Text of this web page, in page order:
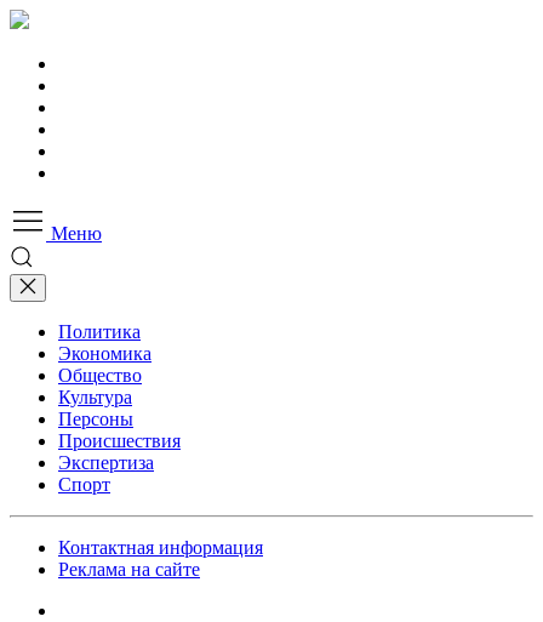
Меню
Политика
Экономика
Общество
Культура
Персоны
Происшествия
Экспертиза
Спорт
Контактная информация
Реклама на сайте